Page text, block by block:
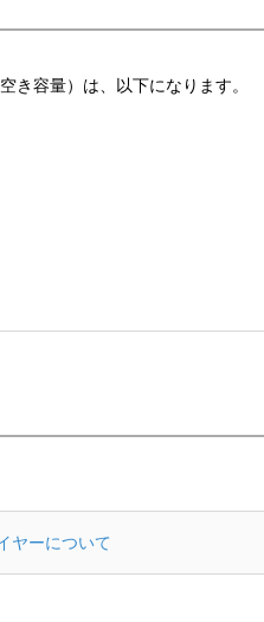
き容量）は、以下になります。
ヤーについて